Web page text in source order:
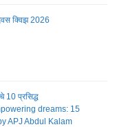
क्विझ 2026
10 प्रसिद्ध
dreams: 15
APJ Abdul Kalam